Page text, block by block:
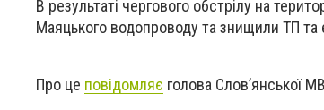
В результаті чергового обстрілу на
Маяцького водопроводу та знищили ТП та
Про це повідомляє голова Слов’янської